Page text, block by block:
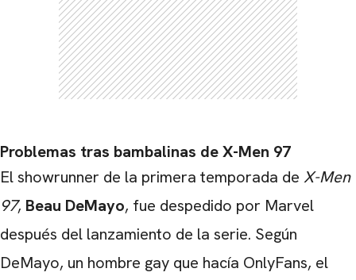
Problemas tras bambalinas de X-Men 97
El showrunner de la primera temporada de X-Men
97, Beau DeMayo, fue despedido por Marvel
después del lanzamiento de la serie. Según
DeMayo, un hombre gay que hacía OnlyFans, el